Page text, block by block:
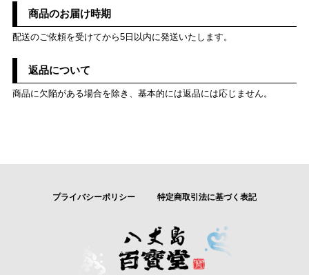
商品のお届け時期
配送のご依頼を受けてから5日以内に発送いたします。
返品について
商品に欠陥がある場合を除き、基本的には返品には応じません。
プライバシーポリシー 特定商取引法に基づく表記